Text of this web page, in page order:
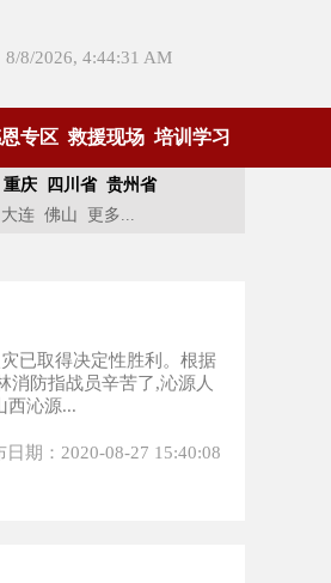
8/8/2026, 4:44:32 AM
专区 救援现场 培训学习
重庆 四川省 贵州省
大连 佛山 更多...
已取得决定性胜利。根据
消防指战员辛苦了,沁源人
西沁源...
日期：2020-08-27 15:40:08